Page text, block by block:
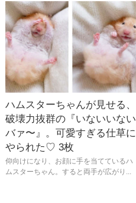
ハムスターちゃんが見せる、
破壊力抜群の『いないいない
バァ〜』。可愛すぎる仕草に
やられた♡ 3枚
仰向けになり、お顔に手を当てているハ
ムスターちゃん。すると両手が広がり...